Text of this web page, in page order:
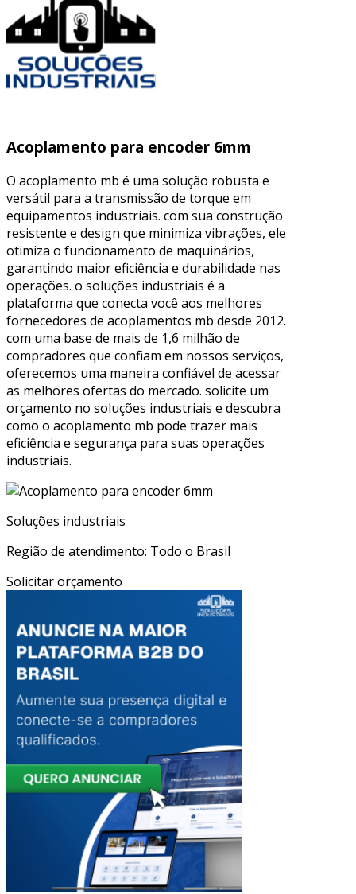
Acoplamento para encoder 6mm
O acoplamento mb é uma solução robusta e
versátil para a transmissão de torque em
equipamentos industriais. com sua construção
resistente e design que minimiza vibrações, ele
otimiza o funcionamento de maquinários,
garantindo maior eficiência e durabilidade nas
operações. o soluções industriais é a
plataforma que conecta você aos melhores
fornecedores de acoplamentos mb desde 2012.
com uma base de mais de 1,6 milhão de
compradores que confiam em nossos serviços,
oferecemos uma maneira confiável de acessar
as melhores ofertas do mercado. solicite um
orçamento no soluções industriais e descubra
como o acoplamento mb pode trazer mais
eficiência e segurança para suas operações
industriais.
Soluções industriais
Região de atendimento: Todo o Brasil
Solicitar orçamento